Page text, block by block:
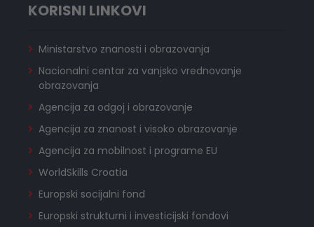
KORISNI LINKOVI
Ministarstvo znanosti i obrazovanja
Nacionalni centar za vanjsko vrednovanje
obrazovanja
Agencija za odgoj i obrazovanje
Agencija za znanost i visoko obrazovanje
Agencija za mobilnost i programe EU
WorldSkills Croatia
Europski socijalni fond
Europski strukturni i investicijski fondovi